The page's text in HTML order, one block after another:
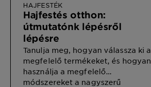
HAJFESTÉK
Hajfestés otthon:
útmutatónk lépésről
lépésre
Tanulja meg, hogyan válassza ki a
megfelelő termékeket, és hogyan
használja a megfelelő
módszereket a nagyszerű